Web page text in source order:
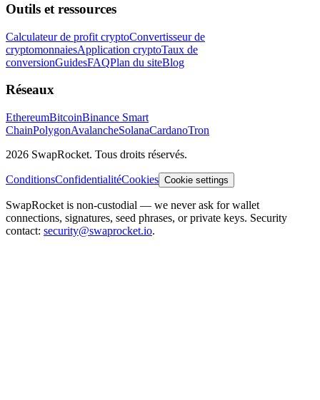
Outils et ressources
Calculateur de profit cryptoConvertisseur de
cryptomonnaiesApplication cryptoTaux de
conversionGuidesFAQPlan du siteBlog
Réseaux
EthereumBitcoinBinance Smart
ChainPolygonAvalancheSolanaCardanoTron
2026 SwapRocket. Tous droits réservés.
ConditionsConfidentialitéCookies Cookie settings
SwapRocket is non-custodial — we never ask for wallet
connections, signatures, seed phrases, or private keys. Security
contact: security@swaprocket.io.